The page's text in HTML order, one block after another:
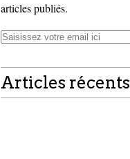
articles publiés.
Articles récents